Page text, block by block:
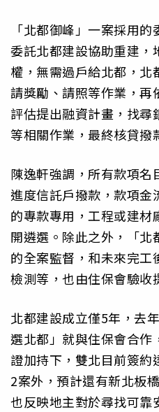
「北都御峰」一案採用
委託北都建設協助重建，
權，無需過戶給北都，北
請獎勵、請照等作業，再
評估提出融資計畫，找
等相關作業，最終核貸撥
陳逸軒強調，所有款項
進度信託戶撥款，款項
的專款專用，工程或建
開遴選。除此之外，「北
的全案監督，和未來完工
檢測等，也由住保會驗收
北都建設成立僅5年，去
選北都」就與住保會合作
證加持下，雙北目前簽
2案外，預計還有新北板
也反映地主對於尋找可靠